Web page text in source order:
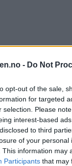
- Do Not
opt-out of the sale,
for targeted
selection. Please
interest-based
to third
of your personal
This information may
Participants that may
John
nær fordoblet seg.